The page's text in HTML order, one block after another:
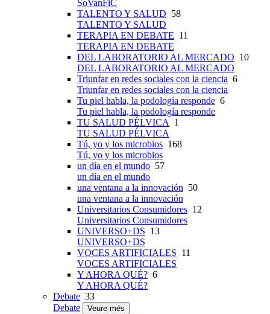
SoVanFiC
TALENTO Y SALUD 58
TALENTO Y SALUD
TERAPIA EN DEBATE 11
TERAPIA EN DEBATE
DEL LABORATORIO AL MERCADO 10
DEL LABORATORIO AL MERCADO
Triunfar en redes sociales con la ciencia 6
Triunfar en redes sociales con la ciencia
Tu piel habla, la podología responde 6
Tu piel habla, la podología responde
TU SALUD PÉLVICA 1
TU SALUD PÉLVICA
Tú, yo y los microbios 168
Tú, yo y los microbios
un día en el mundo 57
un día en el mundo
una ventana a la innovación 50
una ventana a la innovación
Universitarios Consumidores 12
Universitarios Consumidores
UNIVERSO+DS 13
UNIVERSO+DS
VOCES ARTIFICIALES 11
VOCES ARTIFICIALES
Y AHORA QUÉ? 6
Y AHORA QUÉ?
Debate 33
Debate
Veure més